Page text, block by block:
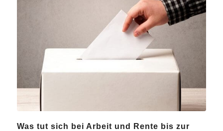
Was tut sich bei Arbeit und Rente bis zur